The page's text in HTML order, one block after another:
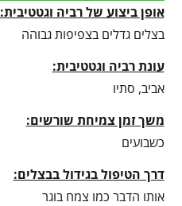
אופן ביצוע של רביה וגטטיבית:
בצלים גדלים בצפיפות גבוהה
עונת רביה וגטטיבית:
אביב, סתיו
משך זמן צמיחת שורשים:
כשבועים
דרך הטיפול בגידול בבצלים:
אותו הדבר כמו צמח בוגר